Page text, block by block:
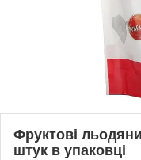
Фруктові
штук в упаковці